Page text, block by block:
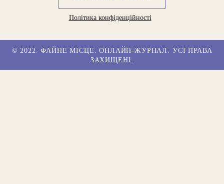
Політика конфіденційності
© 2022. ФАЙНЕ МІСЦЕ. ОНЛАЙН-ЖУРНАЛ. УСІ ПРАВА
ЗАХИЩЕНІ.